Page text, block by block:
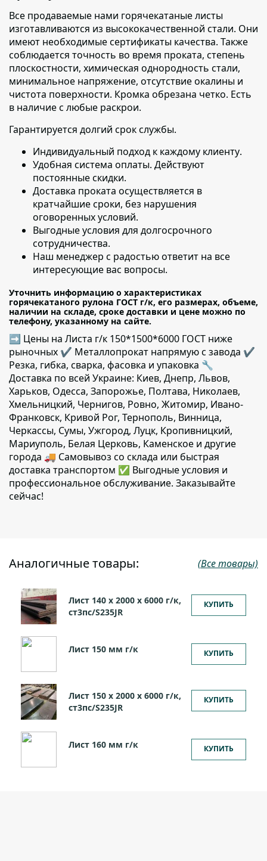
Все продаваемые нами горячекатаные листы
изготавливаются из высококачественной стали. Они
имеют необходимые сертификаты качества. Также
соблюдается точность во время проката, степень
плоскостности, химическая однородность стали,
минимальное напряжение, отсутствие окалины и
чистота поверхности. Кромка обрезана четко. Есть
в наличие с любые раскрои.
Гарантируется долгий срок службы.
Индивидуальный подход к каждому клиенту.
Удобная система оплаты. Действуют
постоянные скидки.
Доставка проката осуществляется в
кратчайшие сроки, без нарушения
оговоренных условий.
Выгодные условия для долгосрочного
сотрудничества.
Наш менеджер с радостью ответит на все
интересующие вас вопросы.
Уточнить информацию о характеристиках
горячекатаного рулона ГОСТ г/к, его размерах, объеме,
наличии на складе, сроке доставки и цене можно по
телефону, указанному на сайте.
➡ Цены на Листа г/к 150*1500*6000 ГОСТ ниже
рыночных ✔️ Металлопрокат напрямую с завода ✔️
Резка, гибка, сварка, фасовка и упаковка 🔧
Доставка по всей Украине: Киев, Днепр, Львов,
Харьков, Одесса, Запорожье, Полтава, Николаев,
Хмельницкий, Чернигов, Ровно, Житомир, Ивано-
Франковск, Кривой Рог, Тернополь, Винница,
Черкассы, Сумы, Ужгород, Луцк, Кропивницкий,
Мариуполь, Белая Церковь, Каменское и другие
города 🚚 Самовывоз со склада или быстрая
доставка транспортом ✅ Выгодные условия и
профессиональное обслуживание. Заказывайте
сейчас!
Аналогичные товары: (Все товары)
Лист 140 х 2000 х 6000 г/к,
ст3пс/S235JR
КУПИТЬ
Лист 150 мм г/к КУПИТЬ
Лист 150 х 2000 х 6000 г/к,
ст3пс/S235JR
КУПИТЬ
Лист 160 мм г/к КУПИТЬ